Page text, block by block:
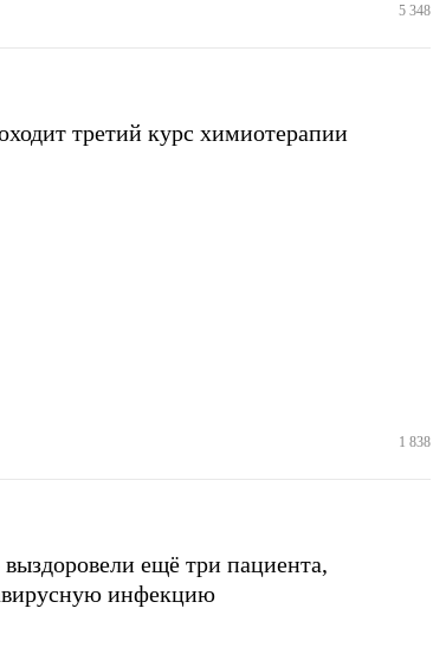
5 348
третий курс химиотерапии
1 838
ещё три пациента,
инфекцию